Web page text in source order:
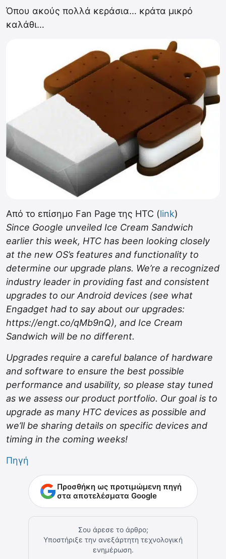
Όπου ακούς πολλά κεράσια… κράτα μικρό
καλάθι…
Από το επίσημο Fan Page της HTC (link)
Since Google unveiled Ice Cream Sandwich
earlier this week, HTC has been looking closely
at the new OS’s features and functionality to
determine our upgrade plans. We’re a recognized
industry leader in providing fast and consistent
upgrades to our Android devices (see what
Engadget had to say about our upgrades:
https://engt.co/qMb9nQ), and Ice Cream
Sandwich will be no different.
Upgrades require a careful balance of hardware
and software to ensure the best possible
performance and usability, so please stay tuned
as we assess our product portfolio. Our goal is to
upgrade as many HTC devices as possible and
we’ll be sharing details on specific devices and
timing in the coming weeks!
Πηγή
Προσθήκη ως προτιμώμενη πηγή
στα αποτελέσματα Google
Σου άρεσε το άρθρο;
Υποστήριξε την ανεξάρτητη τεχνολογική
ενημέρωση.